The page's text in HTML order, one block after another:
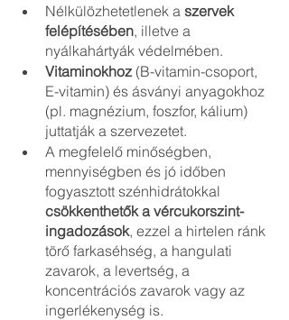
Nélkülözhetetlenek a szervek
felépítésében, illetve a
nyálkahártyák védelmében.
Vitaminokhoz (B-vitamin-csoport,
E-vitamin) és ásványi anyagokhoz
(pl. magnézium, foszfor, kálium)
juttatják a szervezetet.
A megfelelő minőségben,
mennyiségben és jó időben
fogyasztott szénhidrátokkal
csökkenthetők a vércukorszint-
ingadozások, ezzel a hirtelen ránk
törő farkaséhség, a hangulati
zavarok, a levertség, a
koncentrációs zavarok vagy az
ingerlékenység is.